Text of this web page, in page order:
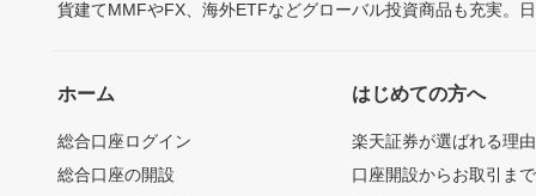
貨建てMMFやFX、海外ETFなどグローバル投資商品も充実。
ホーム
総合口座ログイン
総合口座の開設
はじめての方へ
楽天証券が選ばれる理由
口座開設からお取引ま